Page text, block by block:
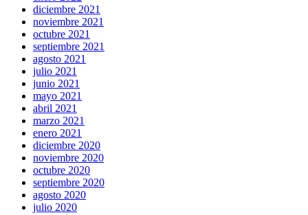
diciembre 2021
noviembre 2021
octubre 2021
septiembre 2021
agosto 2021
julio 2021
junio 2021
mayo 2021
abril 2021
marzo 2021
enero 2021
diciembre 2020
noviembre 2020
octubre 2020
septiembre 2020
agosto 2020
julio 2020